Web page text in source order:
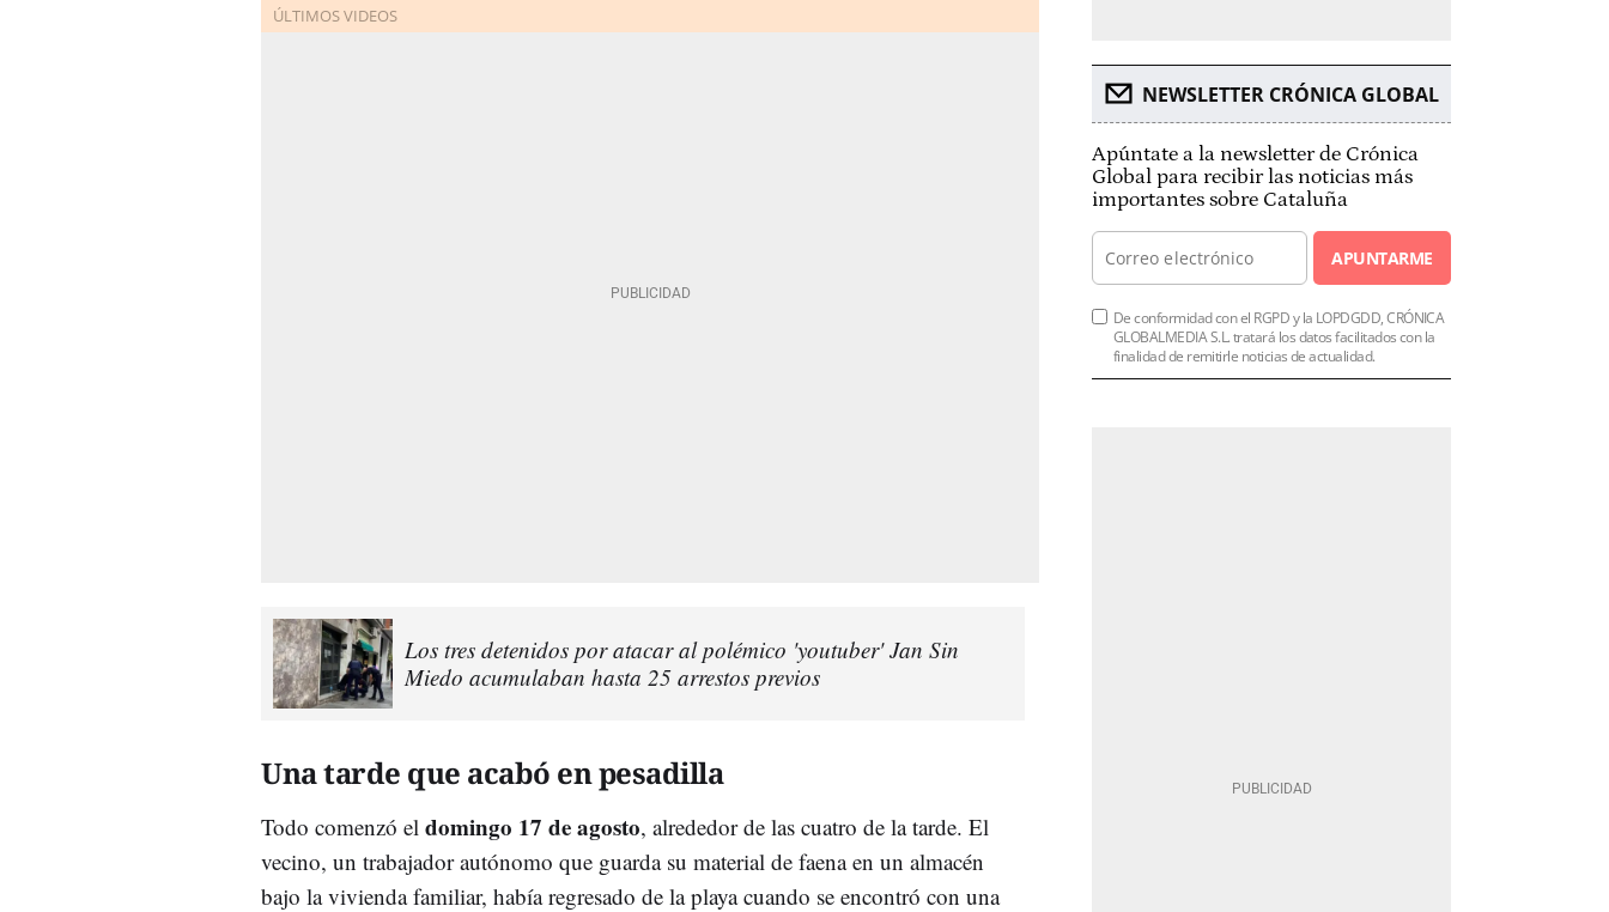
Los tres detenidos por atacar al polémico 'youtuber' Jan Sin
Miedo acumulaban hasta 25 arrestos previos
Una tarde que acabó en pesadilla
Todo comenzó el domingo 17 de agosto, alrededor de las cuatro de la tarde. El
vecino, un trabajador autónomo que guarda su material de faena en un almacén
bajo la vivienda familiar, había regresado de la playa cuando se encontró con una
NEWSLETTER CRÓNICA GLOBAL
Apúntate a la newsletter de Crónica
Global para recibir las noticias más
importantes sobre Cataluña
APUNTARME
De conformidad con el RGPD y la LOPDGDD, CRÓNICA
GLOBALMEDIA S.L. tratará los datos facilitados con la
finalidad de remitirle noticias de actualidad.